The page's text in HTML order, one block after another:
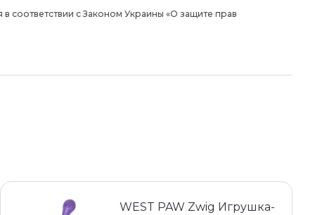
соответствии с Законом Украины «О защите прав
WEST PAW Zwig Игрушка-